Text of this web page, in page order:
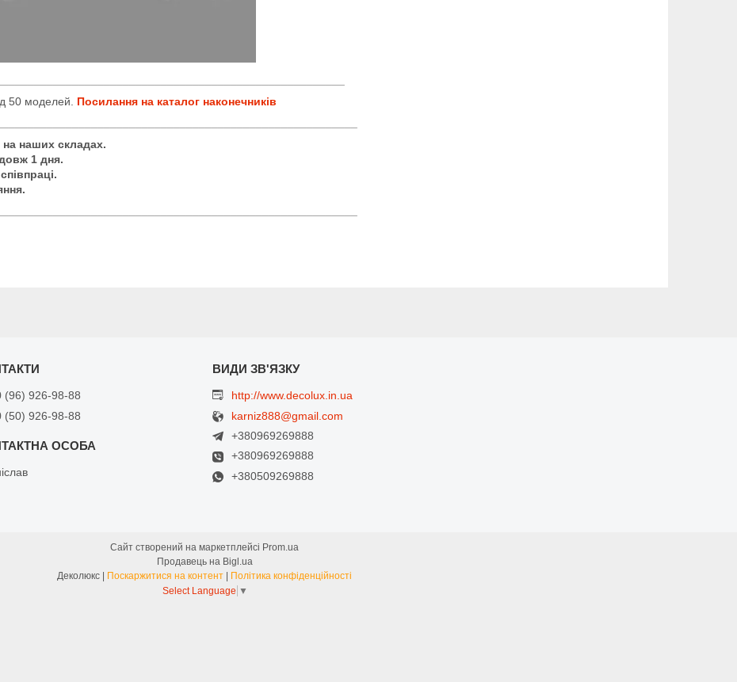
50 моделей.
Посилання на каталог наконечників
на наших складах.
1 дня.
(96) 926-98-88
(50) 926-98-88
http://www.decolux.in.ua
karniz888@gmail.com
+380969269888
+380969269888
+380509269888
Сайт створений на маркетплейсі Prom.ua
Продавець на Bigl.ua
Поскаржитися на контент
Політика конфіденційності
Select Language ▼